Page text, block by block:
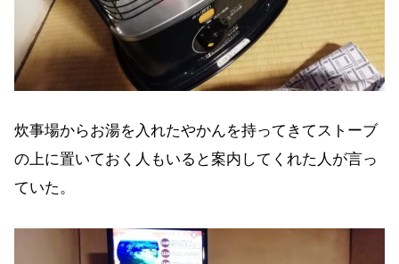
炊事場からお湯を入れたやかんを持ってきてストーブ
の上に置いておく人もいると案内してくれた人が言っ
ていた。